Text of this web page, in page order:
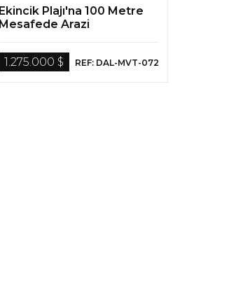
Ekincik Plajı'na 100 Metre
Mesafede Arazi
1.275.000 $ REF: DAL-MVT-072